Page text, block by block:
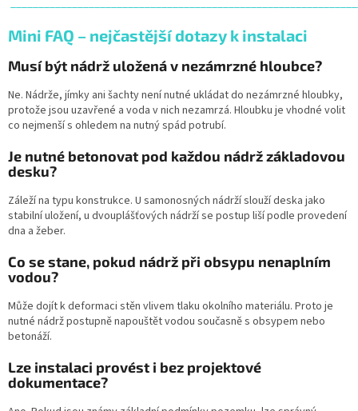
Mini FAQ – nejčastější dotazy k instalaci
Musí být nádrž uložená v nezámrzné hloubce?
Ne. Nádrže, jímky ani šachty není nutné ukládat do nezámrzné hloubky,
protože jsou uzavřené a voda v nich nezamrzá. Hloubku je vhodné volit
co nejmenší s ohledem na nutný spád potrubí.
Je nutné betonovat pod každou nádrž základovou
desku?
Záleží na typu konstrukce. U samonosných nádrží slouží deska jako
stabilní uložení, u dvouplášťových nádrží se postup liší podle provedení
dna a žeber.
Co se stane, pokud nádrž při obsypu nenaplním
vodou?
Může dojít k deformaci stěn vlivem tlaku okolního materiálu. Proto je
nutné nádrž postupně napouštět vodou současně s obsypem nebo
betonáží.
Lze instalaci provést i bez projektové
dokumentace?